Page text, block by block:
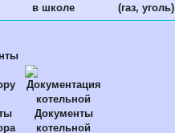
в школе
(газ, уголь)
Документы
котельной